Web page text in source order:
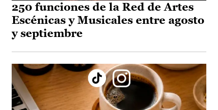
250 funciones de la Red de Artes
Escénicas y Musicales entre agosto
y septiembre